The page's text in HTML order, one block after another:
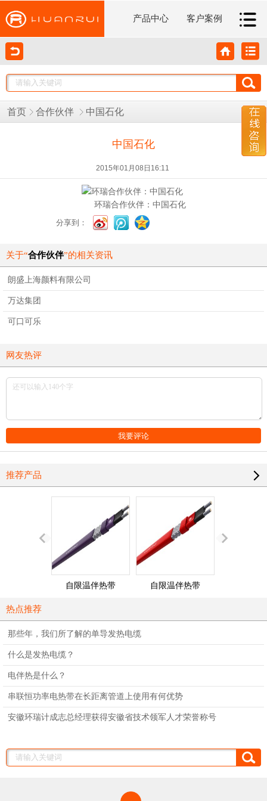
产品中心 客户案例
首页 合作伙伴 中国石化
中国石化
2015年01月08日16:11
环瑞合作伙伴：中国石化
分享到：
关于“合作伙伴”的相关资讯
朗盛上海颜料有限公司
万达集团
可口可乐
网友热评
推荐产品
自限温伴热带 自限温伴热带
热点推荐
那些年，我们所了解的单导发热电缆
什么是发热电缆？
电伴热是什么？
串联恒功率电热带在长距离管道上使用有何优势
安徽环瑞计成志总经理获得安徽省技术领军人才荣誉称号